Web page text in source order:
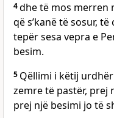
4dhe të mos merren
që s’kanë të sosur,
tepër sesa vepra e
besim.
5 Qëllimi i këtij
zemre të pastër, prej
prej një besimi jo të